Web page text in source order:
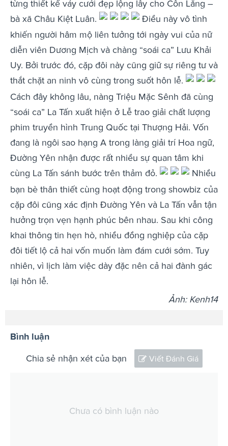
từng thiết kế váy cưới đẹp lộng lẫy cho Côn Lăng –
bà xã Châu Kiệt Luân.
Điều này vô tình
khiến người hâm mộ liên tưởng tới ngày vui của nữ
diễn viên Dương Mịch và chàng “soái ca” Lưu Khải
Uy. Bởi trước đó, cặp đôi này cũng giữ sự riêng tư và
thắt chặt an ninh vô cùng trong suốt hôn lễ.
Cách đây không lâu, nàng Triệu Mặc Sênh đã cùng
“soái ca” La Tấn xuất hiện ở Lễ trao giải chất lượng
phim truyền hình Trung Quốc tại Thượng Hải. Vốn
đang là ngôi sao hạng A trong làng giải trí Hoa ngữ,
Đường Yên nhận được rất nhiều sự quan tâm khi
cùng La Tấn sánh bước trên thảm đỏ.
Nhiều
bạn bè thân thiết cùng hoạt động trong showbiz của
cặp đôi cũng xác định Đường Yên và La Tấn vẫn tận
hưởng trọn vẹn hạnh phúc bên nhau. Sau khi công
khai thông tin hẹn hò, nhiều đồng nghiệp của cặp
đôi tiết lộ cả hai vốn muốn làm đám cưới sớm. Tuy
nhiên, vì lịch làm việc dày đặc nên cả hai đành gác
lại hôn lễ.
Ảnh: Kenh14
Bình luận
Chia sẻ nhận xét của bạn Viết Đánh Giá
Chưa có bình luận nào